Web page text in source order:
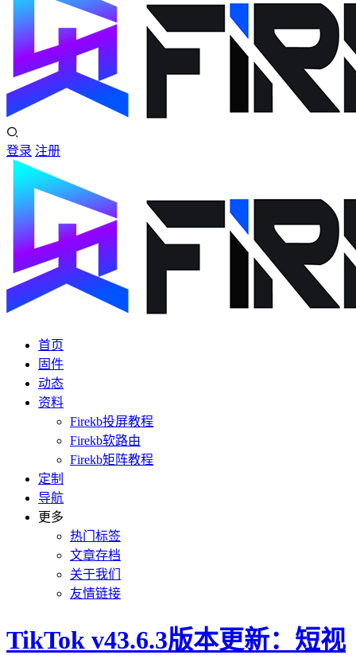
登录 注册
首页
固件
动态
资料
Firekb投屏教程
Firekb软路由
Firekb矩阵教程
定制
导航
更多
热门标签
文章存档
关于我们
友情链接
TikTok v43.6.3版本更新：短视